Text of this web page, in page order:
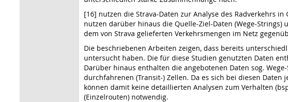
[16] nutzen die Strava-Daten zur Analyse des Radverkehrs
nutzen darüber hinaus die Quelle-Ziel-Daten (Wege-
dem von Strava gelieferten Verkehrsmengen im Netz
Die beschriebenen Arbeiten zeigen, dass bereits
untersucht haben. Die für diese Studien genutzten Daten
Darüber hinaus enthalten die angebotenen Daten sog.
durchfahrenen (Transit-) Zellen. Da es sich bei diesen
können damit keine detaillierten Analysen zum Verhalten
(Einzelrouten) notwendig.